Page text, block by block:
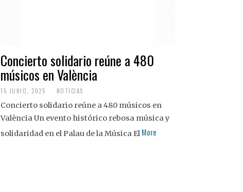
Concierto solidario reúne a 480
músicos en València
15 JUNIO, 2025 NOTICIAS
Concierto solidario reúne a 480 músicos en
València Un evento histórico rebosa música y
solidaridad en el Palau de la Música El More